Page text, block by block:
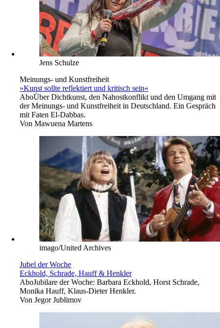
Jens Schulze
Meinungs- und Kunstfreiheit
»Kunst sollte reflektiert und kritisch sein«
AboÜber Dichtkunst, den Nahostkonflikt und den Umgang mit
der Meinungs- und Kunstfreiheit in Deutschland. Ein Gespräch
mit Faten El-Dabbas.
Von Mawuena Martens
imago/United Archives
Jubel der Woche
Eckhold, Schrade, Hauff & Henkler
AboJubilare der Woche: Barbara Eckhold, Horst Schrade,
Monika Hauff, Klaus-Dieter Henkler.
Von Jegor Jublimov